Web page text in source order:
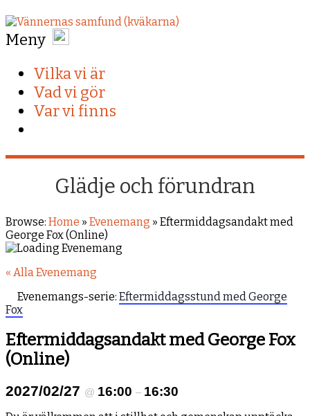
Meny
Vilka vi är
Vad vi gör
Var vi finns
Glädje och förundran
Browse: Home » Evenemang » Eftermiddagsandakt med
George Fox (Online)
« Alla Evenemang
Evenemangs-serie: Eftermiddagsstund med George
Fox
Eftermiddagsandakt med George Fox
(Online)
2027/02/27 @ 16:00 – 16:30